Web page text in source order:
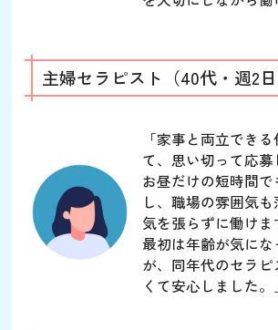
主婦セラピスト（40代・週2日
「家事と両立でき
て、思い切って応募
お昼だけの短時間で
し、職場の雰囲気
気を張らずに働けま
最初は年齢が気にな
が、同年代のセラ
くて安心しました。」